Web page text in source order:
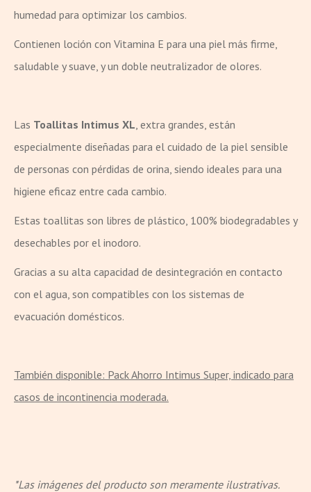
humedad para optimizar los cambios.
Contienen loción con Vitamina E para una piel más firme,
saludable y suave, y un doble neutralizador de olores.
Las Toallitas Intimus XL , extra grandes, están
especialmente diseñadas para el cuidado de la piel sensible
de personas con pérdidas de orina, siendo ideales para una
higiene eficaz entre cada cambio.
Estas toallitas son libres de plástico, 100% biodegradables y
desechables por el inodoro.
Gracias a su alta capacidad de desintegración en contacto
con el agua, son compatibles con los sistemas de
evacuación domésticos.
También disponible: Pack Ahorro Intimus Super, indicado para
casos de incontinencia moderada.
*Las imágenes del producto son meramente ilustrativas.